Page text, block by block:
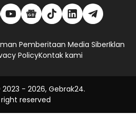
Pemberitaan Media SiberIklan
PolicyKontak kami
- 2026, Gebrak24.
right reserved